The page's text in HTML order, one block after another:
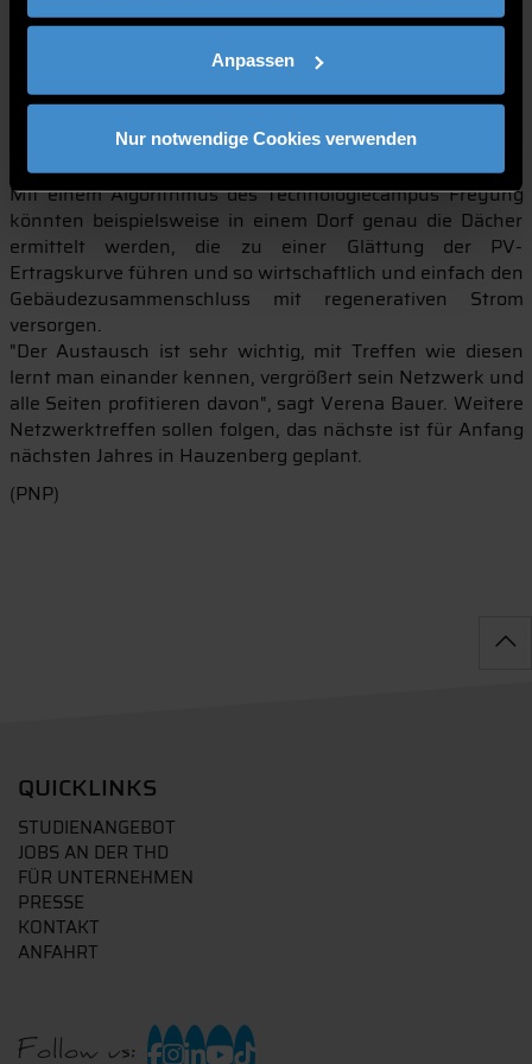
Anpassen
Nur notwendige Cookies verwenden
politischen Weichen für die Energiewende sind gestellt,
aber zur Umsetzung sind jetzt die Kommunen gefragt",
betonte Zink in seinem Vortrag. Energiewirtschaft,
Gebäude und Verkehr stellen dabei die kommunalen
Hauptaspekte dar. Lösungsansatz dafür könnten etwa
lokale Zusammenschlüsse von Photovoltaik-Anlagen sein.
Mit einem Algorithmus des Technologiecampus Freyung
könnten beispielsweise in einem Dorf genau die Dächer
ermittelt werden, die zu einer Glättung der PV-
Ertragskurve führen und so wirtschaftlich und einfach den
Gebäudezusammenschluss mit regenerativen Strom
versorgen.
"Der Austausch ist sehr wichtig, mit Treffen wie diesen
lernt man einander kennen, vergrößert sein Netzwerk und
alle Seiten profitieren davon", sagt Verena Bauer. Weitere
Netzwerktreffen sollen folgen, das nächste ist für Anfang
nächsten Jahres in Hauzenberg geplant.
(PNP)
QUICKLINKS
STUDIENANGEBOT
JOBS AN DER THD
FÜR UNTERNEHMEN
PRESSE
KONTAKT
ANFAHRT
Follow us: